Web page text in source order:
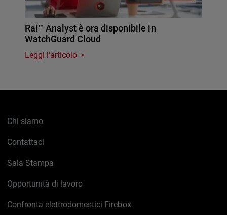
Rai™ Analyst è ora disponibile in
WatchGuard Cloud
Leggi l'articolo
Chi siamo
Contattaci
Sala Stampa
Opportunità di lavoro
Confronta elettrodomestici Firebox